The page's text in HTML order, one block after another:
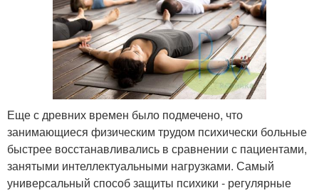
Еще с древних времен было подмечено, что
занимающиеся физическим трудом психически больные
быстрее восстанавливались в сравнении с пациентами,
занятыми интеллектуальными нагрузками. Самый
универсальный способ защиты психики - регулярные